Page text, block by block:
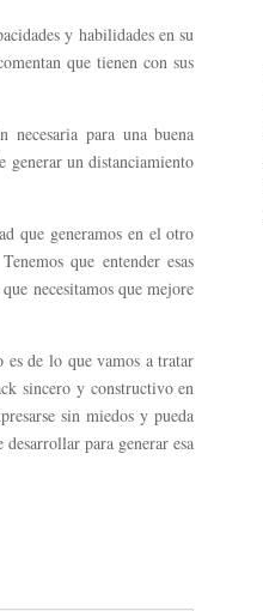
y habilidades en su
que tienen con sus
necesaria para una buena
generar un distanciamiento
que generamos en el otro
que entender esas
necesitamos que mejore
es de lo que vamos a tratar
sincero y constructivo en
sin miedos y pueda
para generar esa